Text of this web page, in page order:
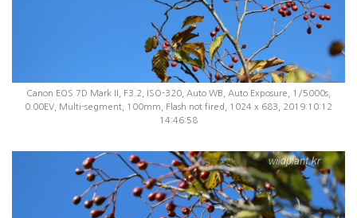
Canon EOS 7D Mark II, F3.2, ISO-320, Auto WB, Auto Exposure, 1/5000s,
0.00EV, Multi-segment, 100mm, Flash not fired, 1024 x 683, 2019:10:12
14:46:58